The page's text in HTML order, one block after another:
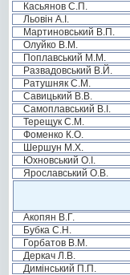
Касьянов С.П.
Льовін А.І.
Мартиновський В.П.
Олуйко В.М.
Поплавський М.М.
Развадовський В.Й.
Ратушняк С.М.
Савицький В.В.
Самоплавський В.І.
Терещук С.М.
Фоменко К.О.
Шершун М.Х.
Юхновський О.І.
Ярославський О.В.
Акопян В.Г.
Бубка С.Н.
Горбатов В.М.
Деркач Л.В.
Димінський П.П.